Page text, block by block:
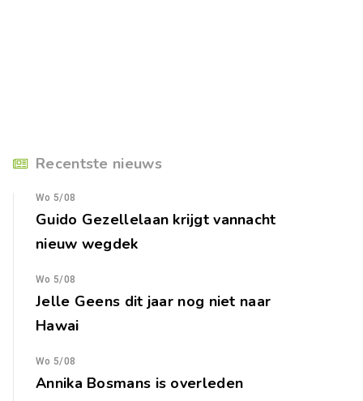
Recentste nieuws
Wo 5/08
Guido Gezellelaan krijgt vannacht
nieuw wegdek
Wo 5/08
Jelle Geens dit jaar nog niet naar
Hawai
Wo 5/08
Annika Bosmans is overleden